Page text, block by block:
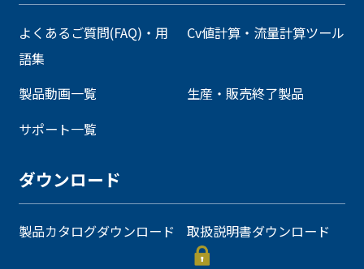
よくあるご質問(FAQ)・用
語集
Cv値計算・流量計算ツール
製品動画一覧
生産・販売終了製品
サポート一覧
ダウンロード
製品カタログダウンロード 取扱説明書ダウンロード